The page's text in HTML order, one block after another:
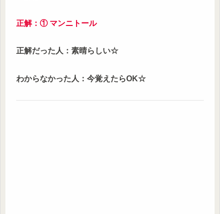
正解： ① マンニトール
正解だった人：素晴らしい☆
わからなかった人：今覚えたらOK☆